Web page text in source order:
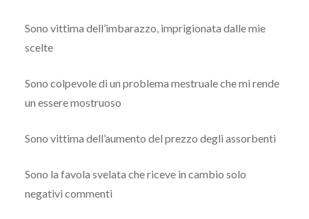
Sono vittima dell’imbarazzo, imprigionata dalle mie
scelte
Sono colpevole di un problema mestruale che mi rende
un essere mostruoso
Sono vittima dell’aumento del prezzo degli assorbenti
Sono la favola svelata che riceve in cambio solo
negativi commenti